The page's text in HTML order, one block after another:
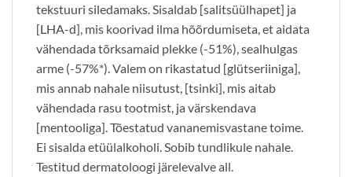
tekstuuri siledamaks. Sisaldab [salitsüülhapet] ja
[LHA-d], mis koorivad ilma hõõrdumiseta, et aidata
vähendada tõrksamaid plekke (-51%), sealhulgas
arme (-57%*). Valem on rikastatud [glütseriiniga],
mis annab nahale niisutust, [tsinki], mis aitab
vähendada rasu tootmist, ja värskendava
[mentooliga]. Tõestatud vananemisvastane toime.
Ei sisalda etüülalkoholi. Sobib tundlikule nahale.
Testitud dermatoloogi järelevalve all.